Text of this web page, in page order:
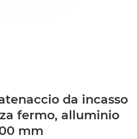
da incasso
fermo, alluminio
mm